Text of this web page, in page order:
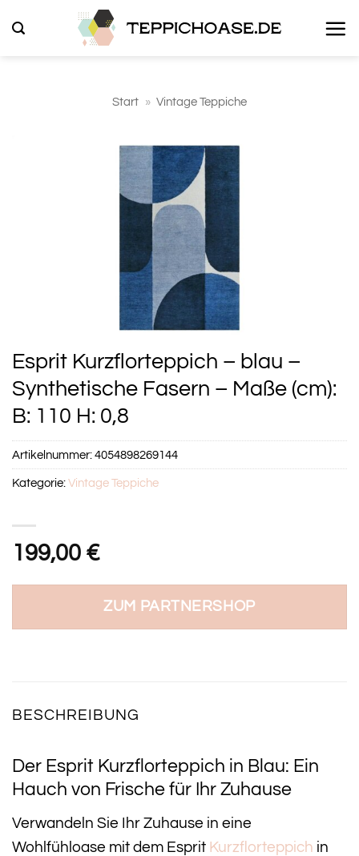
Inhalt
Start » Vintage Teppiche
Esprit Kurzflorteppich – blau –
Synthetische Fasern – Maße (cm):
B: 110 H: 0,8
199,00 €
ZUM PARTNERSHOP
Artikelnummer:4054898269144
Kategorie:Vintage Teppiche
BESCHREIBUNG
Der Esprit Kurzflorteppich in Blau: Ein
Hauch von Frische für Ihr Zuhause
Verwandeln Sie Ihr Zuhause in eine
Wohlfühloase mit dem Esprit Kurzflorteppich in